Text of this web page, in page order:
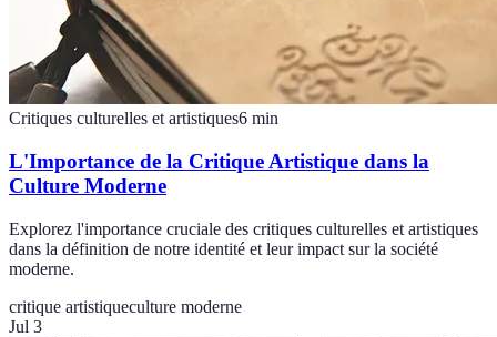
Critiques culturelles et artistiques6 min
L'Importance de la Critique Artistique dans la
Culture Moderne
Explorez l'importance cruciale des critiques culturelles et artistiques
dans la définition de notre identité et leur impact sur la société
moderne.
critique artistiqueculture moderne
Jul 3